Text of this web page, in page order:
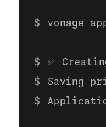
vonage
✅
Saving